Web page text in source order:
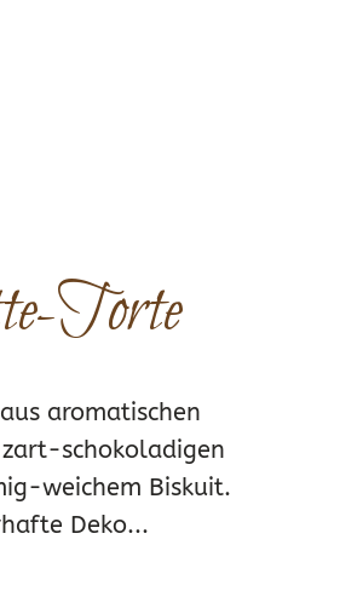
Torte
aromatischen
schokoladigen
weichem Biskuit.
Deko...